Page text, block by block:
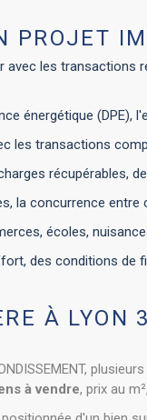
PROJET
avec les transactions
énergétique
les transactions
récupérables,
la concurrence
écoles,
des conditions de
À LYON
à vendre, prix au